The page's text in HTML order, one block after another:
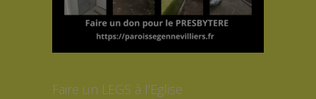
Faire un LEGS à l’Eglise